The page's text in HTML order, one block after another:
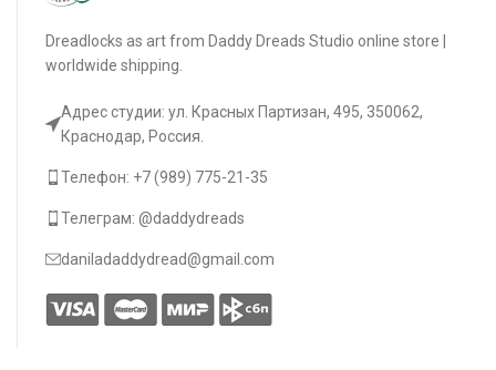
Dreadlocks as art from Daddy Dreads Studio online store |
worldwide shipping.
Адрес студии: ул. Красных Партизан, 495, 350062,
Краснодар, Россия.
Телефон: +7 (989) 775-21-35
Телеграм: @daddydreads
daniladaddydread@gmail.com